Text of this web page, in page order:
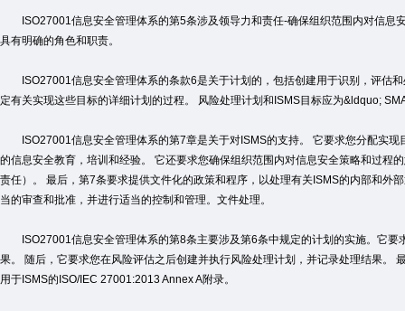
ISO27001信息安全管理体系的第5条涉及领导力和责任-确保组织范围内对信息
具有明确的角色和职责。
ISO27001信息安全管理体系的条款6是关于计划的，包括创建用于识别，评估
定有关实现这些目标的详细计划的过程。 风险处理计划和ISMS目标应为&ldquo;
ISO27001信息安全管理体系的第7章是关于对ISMS的支持。 它要求您分配实现
的信息安全教育，培训和经验。 它还要求您确保组织范围内对信息安全策略和过程
责任）。 最后，第7条要求提供文件化的政策和程序，以处理有关ISMS的内部和外
当的审查和批准，并进行适当的控制和管理。文件处理。
ISO27001信息安全管理体系的第8条主要涉及第6条中规定的计划的实施。它要
果。 随后，它要求您在风险评估之后创建并执行风险处理计划，并记录处理结果。
用于ISMS的ISO/IEC 27001:2013 Annex A附录。